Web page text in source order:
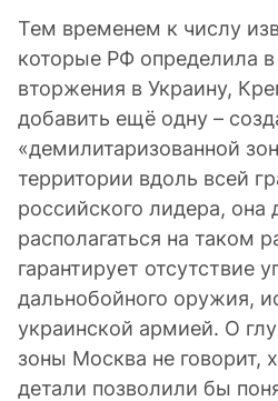
Тем временем к числу
которые РФ определила
вторжения в Украину,
добавить ещё одну –
«демилитаризованной
территории вдоль всей
российского лидера, она
располагаться на таком
гарантирует отсутствие
дальнобойного оружия,
украинской армией. О
зоны Москва не говорит,
детали позволили бы